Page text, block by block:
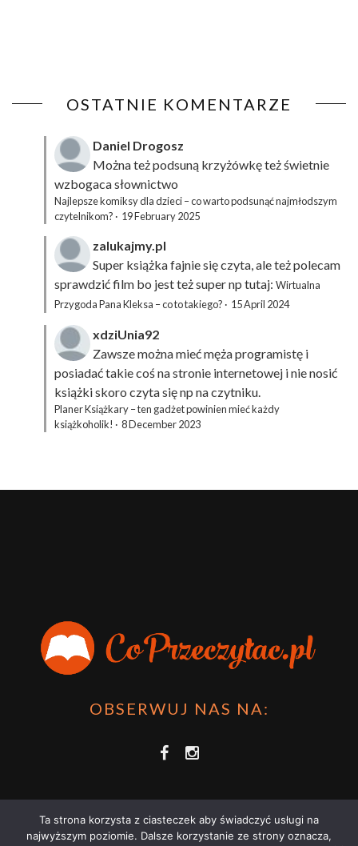
OSTATNIE KOMENTARZE
Daniel Drogosz
Można też podsuną krzyżówkęteż świetnie
wzbogaca słownictwo
Najlepsze komiksy dla dzieci – co warto podsunąć najmłodszym
czytelnikom? · 19 February 2025
zalukajmy.pl
Super książka fajnie się czyta, ale też polecam
sprawdzić film bo jest też super np tutaj: Wirtualna
Przygoda Pana Kleksa – co to takiego? · 15 April 2024
xdziUnia92
Zawsze można mieć męża programistę i
posiadać takie coś na stronie internetowej i nie nosić
książki skoro czyta się np na czytniku.
Planer Książkary – ten gadżet powinien mieć każdy
książkoholik! · 8 December 2023
OBSERWUJ NAS NA:
Ta strona korzysta z ciasteczek aby świadczyć usługi na
najwyższym poziomie. Dalsze korzystanie ze strony oznacza,